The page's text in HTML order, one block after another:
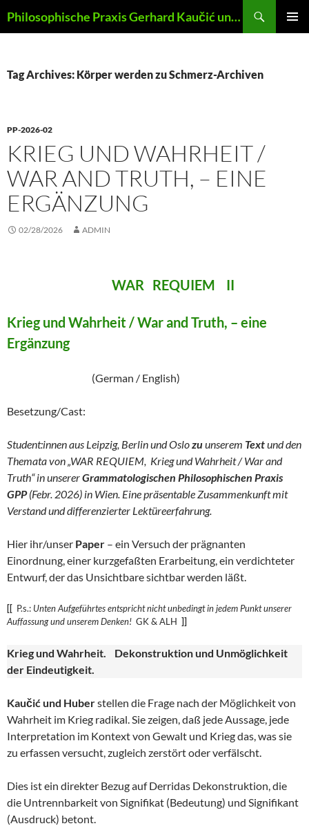
to
Philosophische Praxis Gerhard Kaučić und Anna Lydia Huber
Tag Archives: Körper werden zu Schmerz-Archiven
PP-2026-02
KRIEG UND WAHRHEIT /
WAR AND TRUTH, – EINE
ERGÄNZUNG
02/28/2026 ADMIN
WAR REQUIEM II
Krieg und Wahrheit / War and Truth, – eine
Ergänzung
(German / English)
Besetzung/Cast:
Student:innen aus Leipzig, Berlin und Oslozuunserem Textund den
Themata von „WAR REQUIEM, Krieg und Wahrheit / War and
Truth“ in unsererGrammatologischen Philosophischen Praxis
GPP(Febr. 2026) in Wien. Eine präsentable Zusammenkunft mit
Verstand und differenzierter Lektüreerfahrung.
Hier ihr/unser Paper – ein Versuch der prägnanten
Einordnung, einer kurzgefaßten Erarbeitung, ein verdichteter
Entwurf, der das Unsichtbare sichtbar werden läßt.
[[ P.s.: Unten Aufgeführtes entspricht nicht unbedingt in jedem Punkt unserer
Auffassung und unseremDenken! GK & ALH ]]
Krieg und Wahrheit. Dekonstruktion und Unmöglichkeit
der Eindeutigkeit.
Kaučić und Huberstellen die Frage nach der Möglichkeit von
Wahrheit im Krieg radikal. Sie zeigen, daß jede Aussage, jede
Interpretation im Kontext von Gewalt und Krieg das, was sie
zu erfassen versucht, zugleich zerstört oder verfälscht.
Dies ist ein direkter Bezug auf Derridas Dekonstruktion, die
die Untrennbarkeit von Signifikat (Bedeutung) und Signifikant
(Ausdruck) betont.